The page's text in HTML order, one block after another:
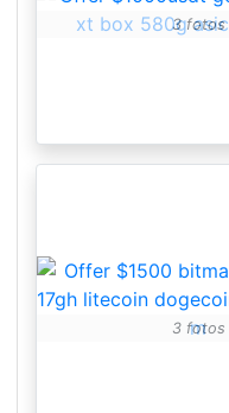
3 fotos
3 fotos